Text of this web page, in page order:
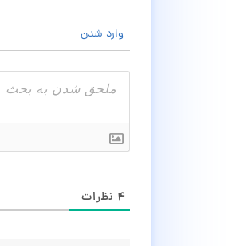
وارد شدن
۴ نظرات